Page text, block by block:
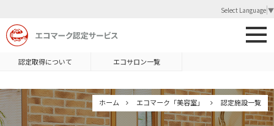
Select Language ▼
認定取得について エコサロン一覧
ホーム エコマーク「美容室」 認定施設一覧